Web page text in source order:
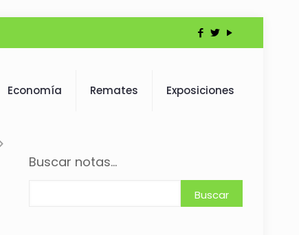
Economía Remates Exposiciones
Buscar notas...
Buscar